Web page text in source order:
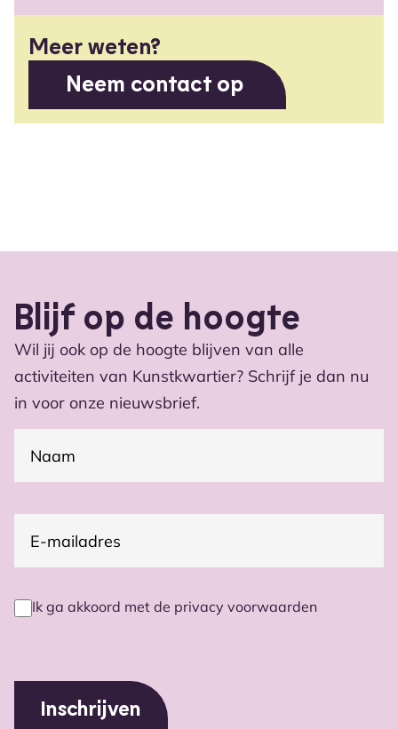
Meer weten?
Neem contact op
Blijf op de hoogte
Wil jij ook op de hoogte blijven van alle
activiteiten van Kunstkwartier? Schrijf je dan nu
in voor onze nieuwsbrief.
E-
mailadres(Vereist)
Privacy
Ik ga akkoord met de privacy voorwaarden